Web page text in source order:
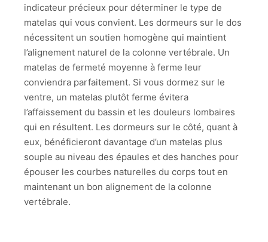
indicateur précieux pour déterminer le type de
matelas qui vous convient. Les dormeurs sur le dos
nécessitent un soutien homogène qui maintient
l’alignement naturel de la colonne vertébrale. Un
matelas de fermeté moyenne à ferme leur
conviendra parfaitement. Si vous dormez sur le
ventre, un matelas plutôt ferme évitera
l’affaissement du bassin et les douleurs lombaires
qui en résultent. Les dormeurs sur le côté, quant à
eux, bénéficieront davantage d’un matelas plus
souple au niveau des épaules et des hanches pour
épouser les courbes naturelles du corps tout en
maintenant un bon alignement de la colonne
vertébrale.